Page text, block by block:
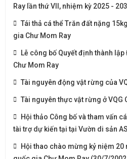
Ray lần thứ VII, nhiệm kỳ 2025 -
Tái thả cá thể Trăn đất nặng
gia Chư Mom Ray
Lễ công bố Quyết định thành
Chư Mom Ray
Tài nguyên động vật rừng của
Tài nguyên thực vật rừng ở VQG
Hội thảo Công bố và tham vấn
tài trợ dự kiến tại tại Vườn di sản
Hội thao chào mừng kỷ niệm 20